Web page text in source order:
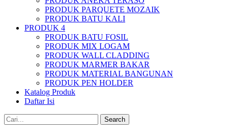
PRODUK PARQUETE MOZAIK
PRODUK BATU KALI
PRODUK 4
PRODUK BATU FOSIL
PRODUK MIX LOGAM
PRODUK WALL CLADDING
PRODUK MARMER BAKAR
PRODUK MATERIAL BANGUNAN
PRODUK PEN HOLDER
Katalog Produk
Daftar Isi
Search